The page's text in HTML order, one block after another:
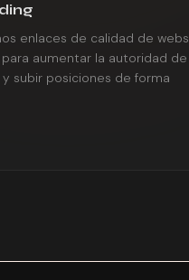
enlaces de calidad de webs
aumentar la autoridad de
subir posiciones de forma